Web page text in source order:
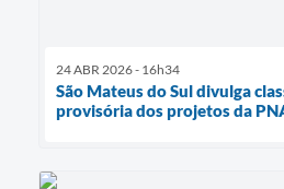
24 ABR 2026 - 16h34
São Mateus do Sul divulga
provisória dos projetos da